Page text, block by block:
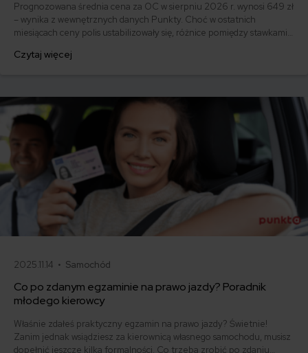
Prognozowana średnia cena za OC w sierpniu 2026 r. wynosi 649 zł
– wynika z wewnętrznych danych Punkty. Choć w ostatnich
miesiącach ceny polis ustabilizowały się, różnice pomiędzy stawkami
500 zł, inni – powyżej 1500 zł. Gdzie znaleźć najtańsze OC w Polsce
Czytaj więcej
2025.11.14 • Samochód
Co po zdanym egzaminie na prawo jazdy? Poradnik
młodego kierowcy
Właśnie zdałeś praktyczny egzamin na prawo jazdy? Świetnie!
Zanim jednak wsiądziesz za kierownicą własnego samochodu, musisz
dopełnić jeszcze kilka formalności. Co trzeba zrobić po zdaniu